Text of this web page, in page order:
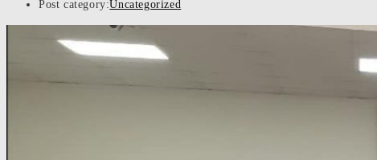
Post category:Uncategorized